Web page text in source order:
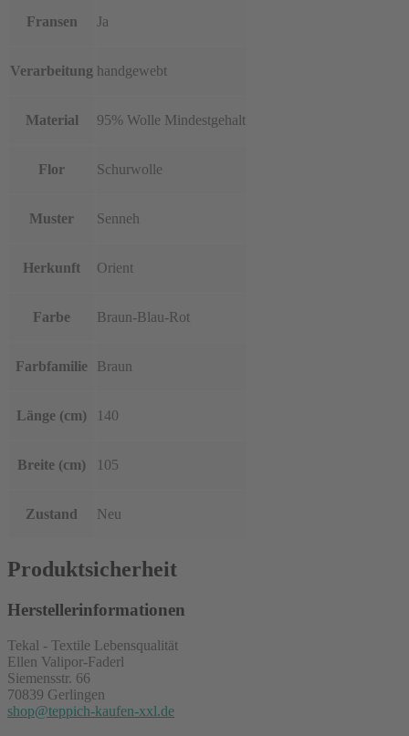
Fransen Ja
Verarbeitung handgewebt
Material 95% Wolle Mindestgehalt
Flor Schurwolle
Muster Senneh
Herkunft Orient
Farbe Braun-Blau-Rot
Farbfamilie Braun
Länge (cm) 140
Breite (cm) 105
Zustand Neu
Produktsicherheit
Herstellerinformationen
Tekal - Textile Lebensqualität
Ellen Valipor-Faderl
Siemensstr. 66
70839 Gerlingen
shop@teppich-kaufen-xxl.de